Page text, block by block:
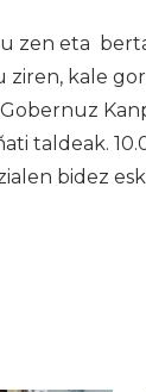
zen eta
kale
taldeak.
bidez